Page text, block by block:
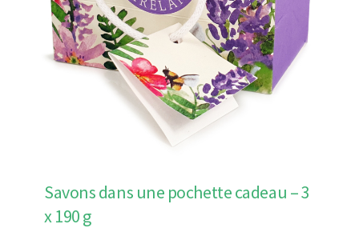
Savons dans une pochette cadeau – 3
x 190 g